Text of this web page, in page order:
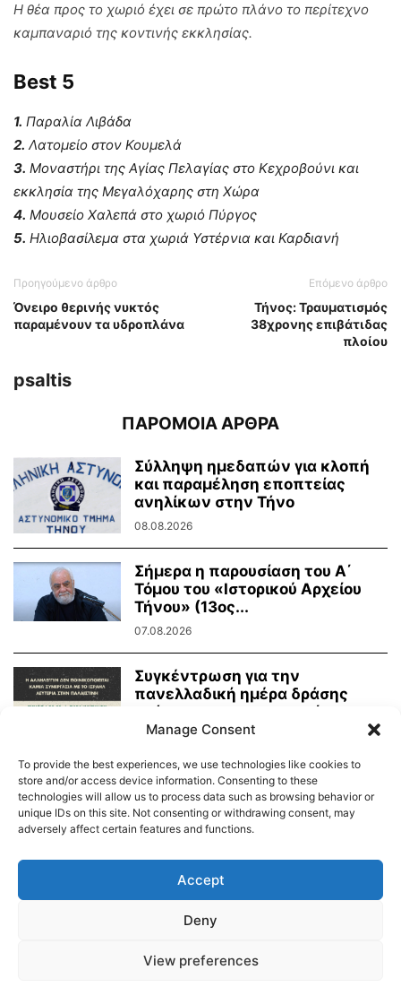
Η θέα προς το χωριό έχει σε πρώτο πλάνο το περίτεχνο
καμπαναριό της κοντινής εκκλησίας.
Best 5
1. Παραλία Λιβάδα
2. Λατομείο στον Κουμελά
3. Μοναστήρι της Αγίας Πελαγίας στο Κεχροβούνι και
εκκλησία της Μεγαλόχαρης στη Χώρα
4. Μουσείο Χαλεπά στο χωριό Πύργος
5. Ηλιοβασίλεμα στα χωριά Υστέρνια και Καρδιανή
Προηγούμενο άρθρο
Όνειρο θερινής νυκτός
παραμένουν τα υδροπλάνα
Επόμενο άρθρο
Τήνος: Τραυματισμός
38χρονης επιβάτιδας
πλοίου
psaltis
ΠΑΡΟΜΟΙΑ ΑΡΘΡΑ
Σύλληψη ημεδαπών για κλοπή
και παραμέληση εποπτείας
ανηλίκων στην Τήνο
08.08.2026
Σήμερα η παρουσίαση του Α΄
Τόμου του «Ιστορικού Αρχείου
Τήνου» (13ος...
07.08.2026
Συγκέντρωση για την
πανελλαδική ημέρα δράσης
ενάντια στην γενοκτονία στην
Παλαιστίνη
Δημοτικό Λιμενικό Ταμείο Τήνου – Άνδρου
© 2026
Manage Consent
To provide the best experiences, we use technologies like cookies to
store and/or access device information. Consenting to these
technologies will allow us to process data such as browsing behavior or
unique IDs on this site. Not consenting or withdrawing consent, may
adversely affect certain features and functions.
Accept
Deny
View preferences